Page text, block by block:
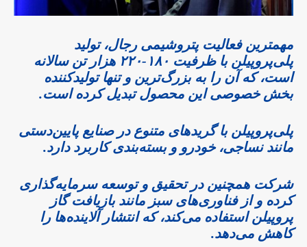
مهمترین فعالیت پتروشیمی رجال، تولید
پلی‌پروپیلن با ظرفیت ۱۸۰-۲۲۰ هزار تن سالانه
است، که آن را به بزرگ‌ترین و تنها تولیدکننده
بخش خصوصی این محصول تبدیل کرده است.
پلی‌پروپیلن با گریدهای متنوع در صنایع پایین‌دستی
مانند نساجی، خودرو و بسته‌بندی کاربرد دارد.
شرکت همچنین در تحقیق و توسعه سرمایه‌گذاری
کرده و از فناوری‌های سبز مانند بازیافت گاز
پروپیلن استفاده می‌کند، که انتشار آلاینده‌ها را
کاهش می‌دهد.